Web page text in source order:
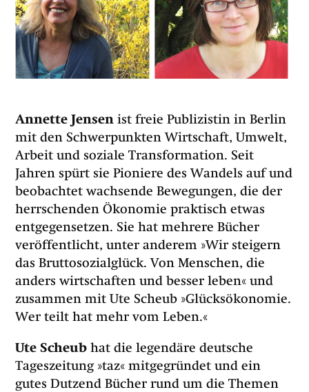
Annette Jensen ist freie Publizistin in Berlin
mit den Schwerpunkten Wirtschaft, Umwelt,
Arbeit und soziale Transformation. Seit
Jahren spürt sie Pioniere des Wandels auf und
beobachtet wachsende Bewegungen, die der
herrschenden Ökonomie praktisch etwas
entgegensetzen. Sie hat mehrere Bücher
veröffentlicht, unter anderem »Wir steigern
das Bruttosozialglück. Von Menschen, die
anders wirtschaften und besser leben« und
zusammen mit Ute Scheub »Glücksökonomie.
Wer teilt hat mehr vom Leben.«
Ute Scheub hat die legendäre deutsche
Tageszeitung »taz« mitgegründet und ein
gutes Dutzend Bücher rund um die Themen